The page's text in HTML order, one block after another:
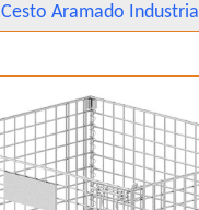
Cesto Aramado Industrial